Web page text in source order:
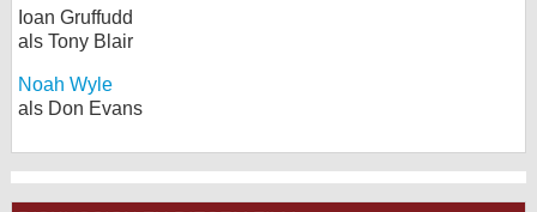
Ioan Gruffudd
als Tony Blair
Noah Wyle
als Don Evans